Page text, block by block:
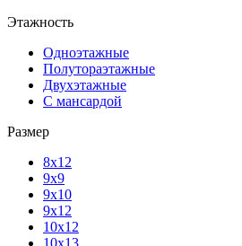
Этажность
Одноэтажные
Полутораэтажные
Двухэтажные
С мансардой
Размер
8х12
9х9
9х10
9х12
10х12
10х13